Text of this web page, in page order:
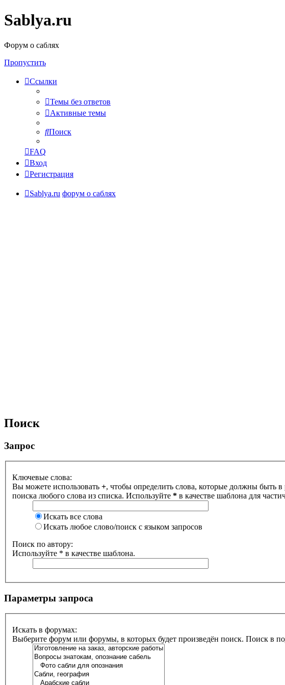
Sablya.ru
Форум о саблях
Пропустить
Ссылки
Темы без ответов
Активные темы
Поиск
FAQ
Вход
Регистрация
Sablya.ru форум о саблях
Поиск
Запрос
Ключевые слова:
Вы можете использовать +, чтобы определить слова, которые должны быть в
поиска любого слова из списка. Используйте * в качестве шаблона для
Искать все слова
Искать любое слово/поиск с языком запросов
Поиск по автору:
Используйте * в качестве шаблона.
Параметры запроса
Искать в форумах:
Выберите форум или форумы, в которых будет произведён поиск. Поиск в